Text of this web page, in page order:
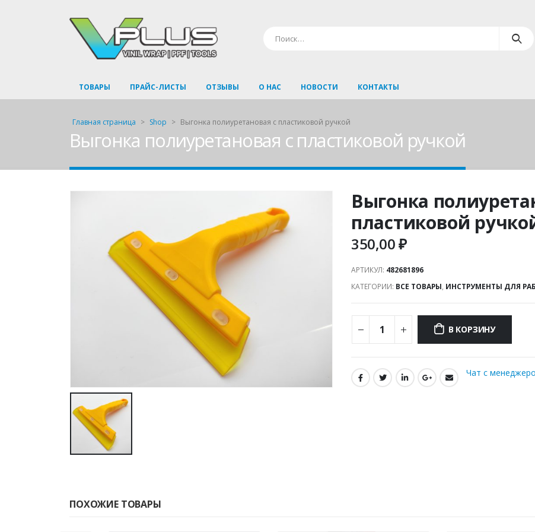
ТОВАРЫ ПРАЙС-ЛИСТЫ ОТЗЫВЫ О НАС НОВОСТИ КОНТАКТЫ
Главная страница > Shop > Выгонка полиуретановая с пластиковой ручкой
Выгонка полиуретановая с пластиковой ручкой
Выгонка
пластиковой
350,00₽
АРТИКУЛ: 482681896
КАТЕГОРИИ: ВСЕ ТОВАРЫ, ИНСТРУМЕНТЫ ДЛЯ
В КОРЗИНУ
Чат с
ПОХОЖИЕ ТОВАРЫ